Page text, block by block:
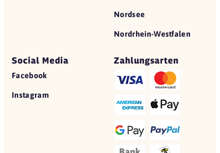
Nordsee
Nordrhein-Westfalen
Social Media
Facebook
Instagram
Zahlungsarten